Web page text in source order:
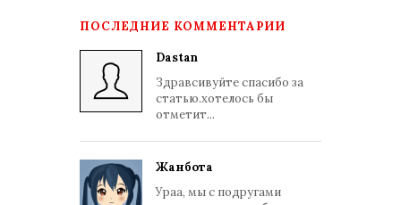
ПОСЛЕДНИЕ КОММЕНТАРИИ
Dastan
Здравсивуйте спасибо за
статью.хотелось бы
отметит...
Жанбота
Ураа, мы с подругами